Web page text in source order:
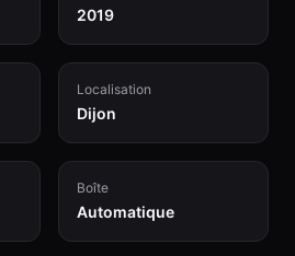
2019
Localisation
Dijon
Boîte
Automatique